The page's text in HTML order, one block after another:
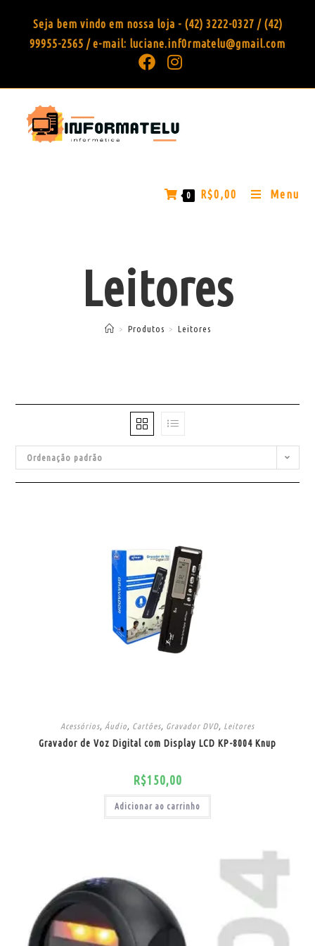
Seja bem vindo em nossa loja - (42) 3222-0327 / (42)
99955-2565 / e-mail: luciane.inf0rmatelu@gmail.com
0 R$0,00 Menu
Leitores
> Produtos > Leitores
Ordenação padrão
Acessórios, Áudio, Cartões, Gravador DVD, Leitores
Gravador de Voz Digital com Display LCD KP-8004 Knup
R$150,00
Adicionar ao carrinho